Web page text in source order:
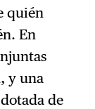
quién
En
y una
de